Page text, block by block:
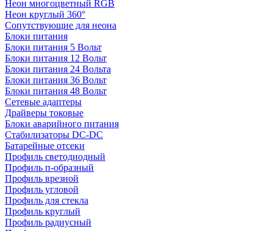
Неон многоцветный RGB
Неон круглый 360°
Сопутствующие для неона
Блоки питания
Блоки питания 5 Вольт
Блоки питания 12 Вольт
Блоки питания 24 Вольта
Блоки питания 36 Вольт
Блоки питания 48 Вольт
Сетевые адаптеры
Драйверы токовые
Блоки аварийного питания
Стабилизаторы DC-DC
Батарейные отсеки
Профиль светодиодный
Профиль п-образный
Профиль врезной
Профиль угловой
Профиль для стекла
Профиль круглый
Профиль радиусный